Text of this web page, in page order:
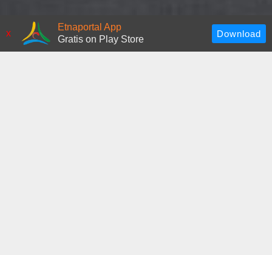
x
Etnaportal App
Gratis on Play Store